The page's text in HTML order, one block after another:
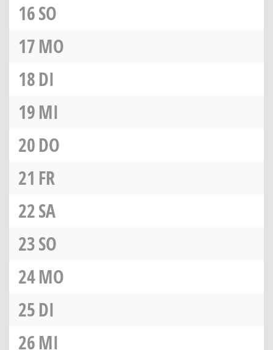
16SO
17MO
18DI
19MI
20DO
21 FR
22SA
23SO
24MO
25DI
26MI